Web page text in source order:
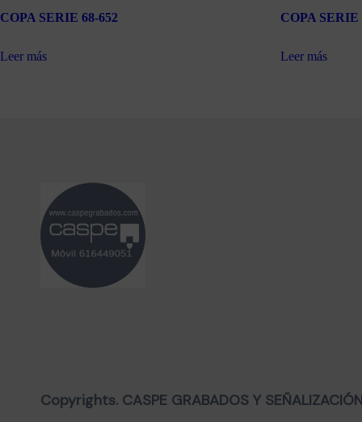
COPA SERIE 68-652
Leer más
COPA SERIE
Leer más
Copyrights. CASPE GRABADOS Y